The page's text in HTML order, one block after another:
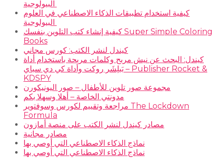
كيفية استخدام تطبيقات الذكاء الاصطناعي في العلوم
كيفية إنشاء كتب التلوين بنفسك Super Simple Coloring
Books
كيندل لنشر الكتب: كورس مجاني
كيندل: البحث عن نيش مربح وكلمات مربحة باستخدام أداة
بَبلِشَر روكت وأداة كي دي سباي – Publisher Rocket &
KDSPY
مجموعة صور تلوين للأطفال – صور اليونيكورن
مدونتي الخاصة – أهلا وسهلا بكم
مراجعة وتقييم لكورس وسوفتوير The Lockdown
Formula
مصادر كيندل لنشر الكتب على منصة أمازون
مصادر مجانية
نماذج الذكاء الاصطناعي التي أوصي بها
نماذج الذكاء الاصطناعي التي أوصي بها